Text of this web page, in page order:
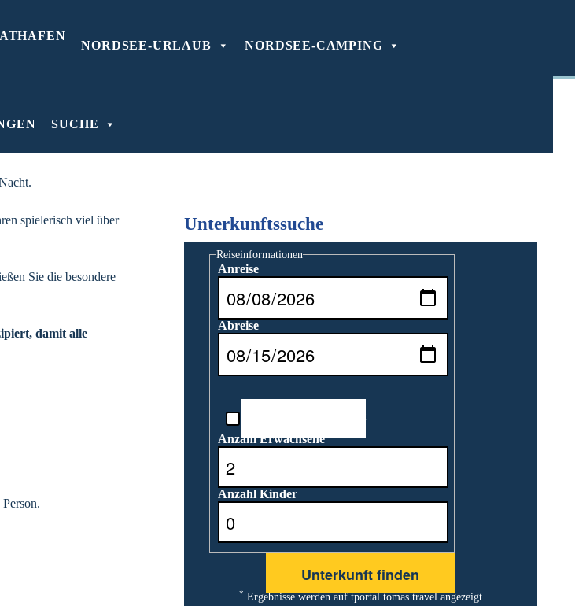
NORDSEE-URLAUB NORDSEE-CAMPING
SUCHE
ganze Familie durch
spielerisch viel über
Sie die besondere
damit alle
Unterkunftssuche
Reiseinformationen
Anreise
Abreise
Anzahl Erwachsene
Anzahl Kinder
* Ergebnisse werden auf tportal.tomas.travel angezeigt